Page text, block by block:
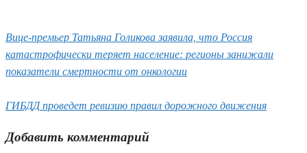
Вице-премьер Татьяна Голикова заявила, что Россия
катастрофически теряет население: регионы занижали
показатели смертности от онкологии
ГИБДД проведет ревизию правил дорожного движения
Добавить комментарий